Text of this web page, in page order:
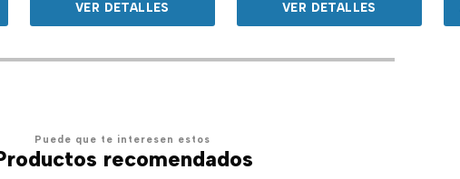
VER DETALLES VER DETALLES
Puede que te interesen estos
recomendados